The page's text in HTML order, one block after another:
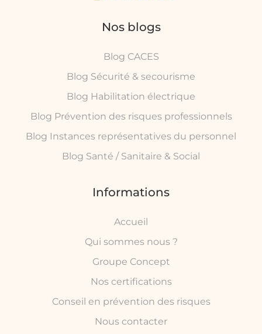
Nos blogs
Blog CACES
Blog Sécurité & secourisme
Blog Habilitation électrique
Blog Prévention des risques professionnels
Blog Instances représentatives du personnel
Blog Santé / Sanitaire & Social
Informations
Accueil
Qui sommes nous ?
Groupe Concept
Nos certifications
Conseil en prévention des risques
Nous contacter